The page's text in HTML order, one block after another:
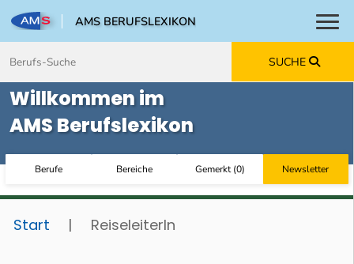
AMS BERUFSLEXIKON
SUCHE
Willkommen im
AMS Berufslexikon
Berufe Bereiche Gemerkt(0) Newsletter
Start | ReiseleiterIn